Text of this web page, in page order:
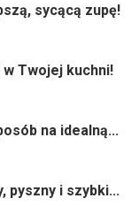
sycącą zupę!
Twojej kuchni!
na idealną...
pyszny i szybki...